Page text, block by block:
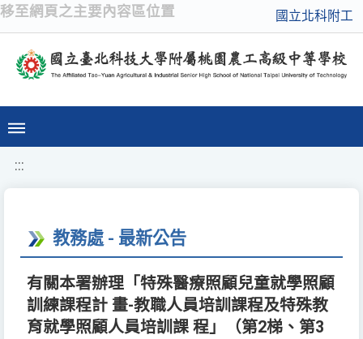
移至網頁之主要內容區位置 國立北科附工
:::
教務處 - 最新公告
有關本署辦理「特殊醫療照顧兒童就學照顧
訓練課程計 畫-教職人員培訓課程及特殊教
育就學照顧人員培訓課 程」（第2梯、第3